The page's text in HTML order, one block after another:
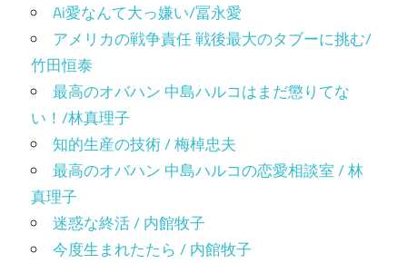
Ai愛なんて大っ嫌い/冨永愛
アメリカの戦争責任 戦後最大のタブーに挑む/
竹田恒泰
最高のオバハン 中島ハルコはまだ懲りてな
い！/林真理子
知的生産の技術 / 梅棹忠夫
最高のオバハン 中島ハルコの恋愛相談室 / 林
真理子
迷惑な終活 / 内館牧子
今度生まれたたら / 内館牧子